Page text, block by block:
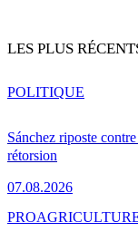
LES PLUS
Sánchez riposte
rétorsion
07.08.2026
POLITIQUE
PRO